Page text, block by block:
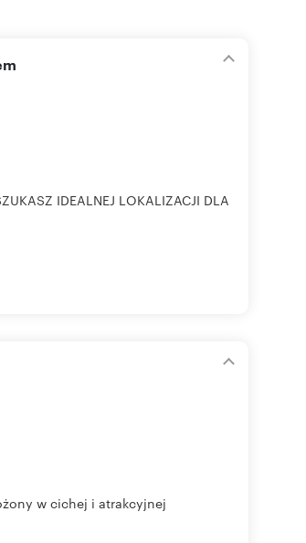
IDEALNEJ LOKALIZACJI DLA
w cichej i atrakcyjnej